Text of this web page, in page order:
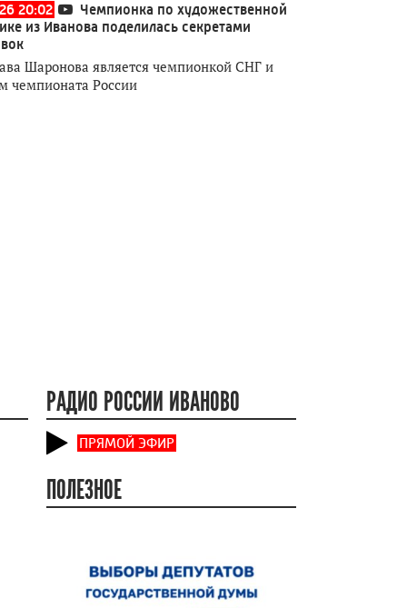
20:02
Чемпионка по художественной
из Иванова поделилась секретами
Шаронова является чемпионкой СНГ и
чемпионата России
РАДИО РОССИИ ИВАНОВО
ПРЯМОЙ ЭФИР
ПОЛЕЗНОЕ